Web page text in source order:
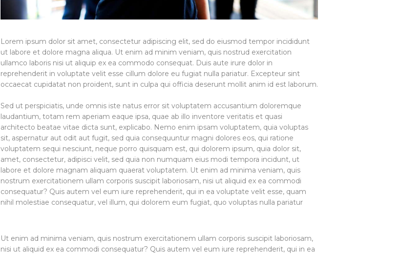
Lorem ipsum dolor sit amet, consectetur adipiscing elit, sed do eiusmod tempor incididunt
ut labore et dolore magna aliqua. Ut enim ad minim veniam, quis nostrud exercitation
ullamco laboris nisi ut aliquip ex ea commodo consequat. Duis aute irure dolor in
reprehenderit in voluptate velit esse cillum dolore eu fugiat nulla pariatur. Excepteur sint
occaecat cupidatat non proident, sunt in culpa qui officia deserunt mollit anim id est laborum.
Sed ut perspiciatis, unde omnis iste natus error sit voluptatem accusantium doloremque
laudantium, totam rem aperiam eaque ipsa, quae ab illo inventore veritatis et quasi
architecto beatae vitae dicta sunt, explicabo. Nemo enim ipsam voluptatem, quia voluptas
sit, aspernatur aut odit aut fugit, sed quia consequuntur magni dolores eos, qui ratione
voluptatem sequi nesciunt, neque porro quisquam est, qui dolorem ipsum, quia dolor sit,
amet, consectetur, adipisci velit, sed quia non numquam eius modi tempora incidunt, ut
labore et dolore magnam aliquam quaerat voluptatem. Ut enim ad minima veniam, quis
nostrum exercitationem ullam corporis suscipit laboriosam, nisi ut aliquid ex ea commodi
consequatur? Quis autem vel eum iure reprehenderit, qui in ea voluptate velit esse, quam
nihil molestiae consequatur, vel illum, qui dolorem eum fugiat, quo voluptas nulla pariatur
Ut enim ad minima veniam, quis nostrum exercitationem ullam corporis suscipit laboriosam,
nisi ut aliquid ex ea commodi consequatur? Quis autem vel eum iure reprehenderit, qui in ea